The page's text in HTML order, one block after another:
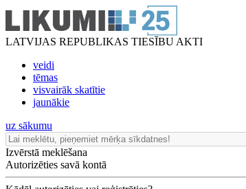
LATVIJAS REPUBLIKAS TIESĪBU AKTI
veidi
tēmas
visvairāk skatītie
jaunākie
uz sākumu
Izvērstā meklēšana
Autorizēties savā kontā